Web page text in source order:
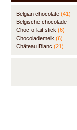
Belgian chocolate (41)
Belgische chocolade
(84)
Choc-o-lait stick (6)
Chocolademelk (6)
Château Blanc (21)